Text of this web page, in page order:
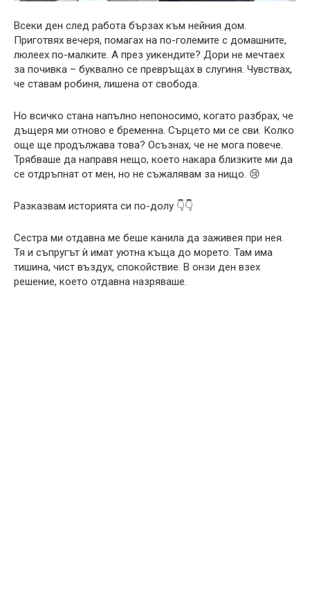
Всеки ден след работа бързах към нейния дом.
Приготвях вечеря, помагах на по-големите с домашните,
люлеех по-малките. А през уикендите? Дори не мечтаех
за почивка – буквално се превръщах в слугиня. Чувствах,
че ставам робиня, лишена от свобода.
Но всичко стана напълно непоносимо, когато разбрах, че
дъщеря ми отново е бременна. Сърцето ми се сви. Колко
още ще продължава това? Осъзнах, че не мога повече.
Трябваше да направя нещо, което накара близките ми да
се отдръпнат от мен, но не съжалявам за нищо. 😢
Разказвам историята си по-долу 👇👇
Сестра ми отдавна ме беше канила да заживея при нея.
Тя и съпругът ѝ имат уютна къща до морето. Там има
тишина, чист въздух, спокойствие. В онзи ден взех
решение, което отдавна назряваше.